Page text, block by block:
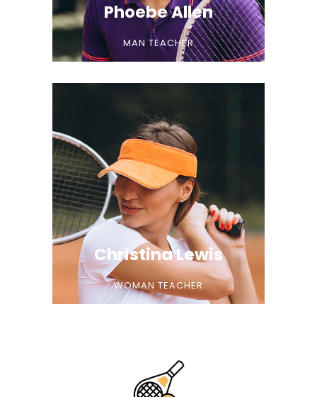
Phoebe Allen
MAN TEACHER
Christina Lewis
WOMAN TEACHER